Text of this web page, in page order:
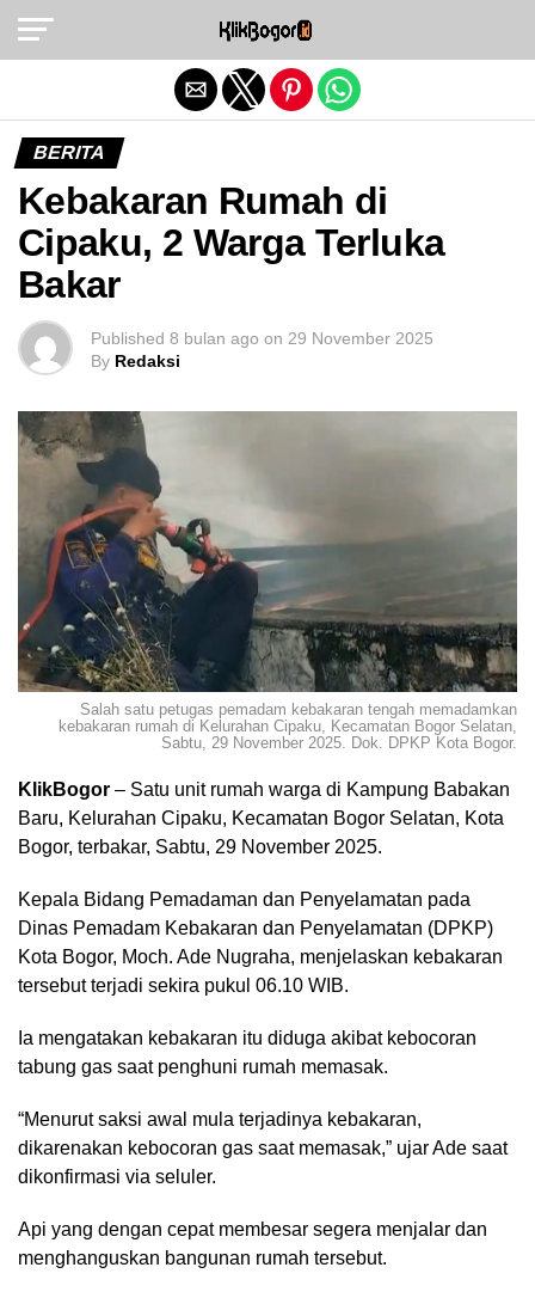
BERITA
Kebakaran Rumah di
Cipaku, 2 Warga Terluka
Bakar
Published 8 bulan ago on 29 November 2025
By Redaksi
Salah satu petugas pemadam kebakaran tengah memadamkan
kebakaran rumah di Kelurahan Cipaku, Kecamatan Bogor Selatan,
Sabtu, 29 November 2025. Dok. DPKP Kota Bogor.
KlikBogor – Satu unit rumah warga di Kampung Babakan
Baru, Kelurahan Cipaku, Kecamatan Bogor Selatan, Kota
Bogor, terbakar, Sabtu, 29 November 2025.
Kepala Bidang Pemadaman dan Penyelamatan pada
Dinas Pemadam Kebakaran dan Penyelamatan (DPKP)
Kota Bogor, Moch. Ade Nugraha, menjelaskan kebakaran
tersebut terjadi sekira pukul 06.10 WIB.
Ia mengatakan kebakaran itu diduga akibat kebocoran
tabung gas saat penghuni rumah memasak.
“Menurut saksi awal mula terjadinya kebakaran,
dikarenakan kebocoran gas saat memasak,” ujar Ade saat
dikonfirmasi via seluler.
Api yang dengan cepat membesar segera menjalar dan
menghanguskan bangunan rumah tersebut.
Exit mobile version